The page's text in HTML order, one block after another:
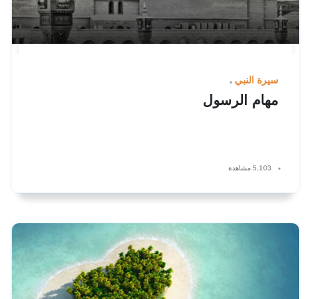
سيرة النبي
مهام الرسول
5,103 مشاهدة